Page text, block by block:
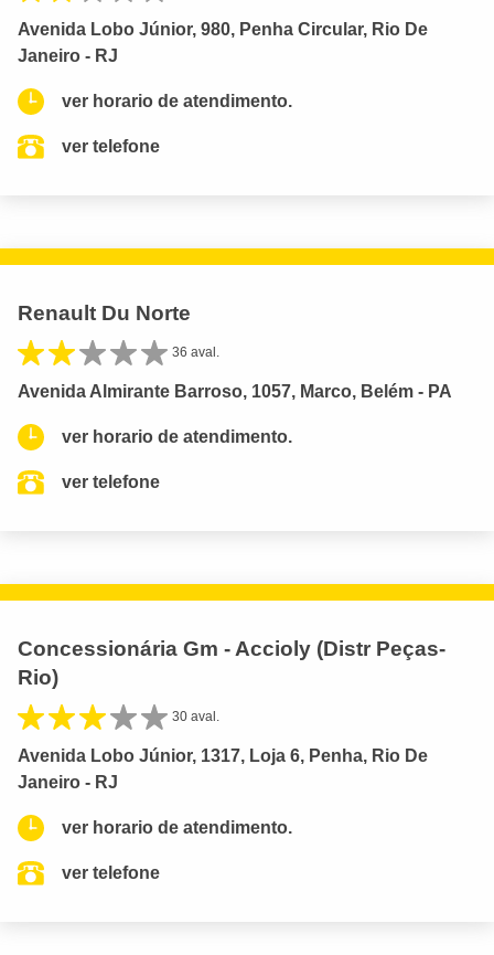
Avenida Lobo Júnior, 980, Penha Circular, Rio De
Janeiro - RJ
ver horario de atendimento.
ver telefone
Renault Du Norte
36 aval.
Avenida Almirante Barroso, 1057, Marco, Belém - PA
ver horario de atendimento.
ver telefone
Concessionária Gm - Accioly (Distr Peças-
Rio)
30 aval.
Avenida Lobo Júnior, 1317, Loja 6, Penha, Rio De
Janeiro - RJ
ver horario de atendimento.
ver telefone